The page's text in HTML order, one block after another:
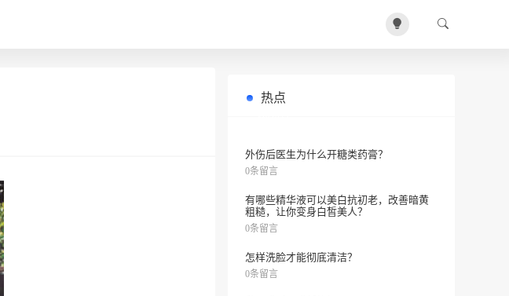
热点
外伤后医生为什么开糖类药膏？
0条留言
有哪些精华液可以美白抗初老，改善暗黄
粗糙，让你变身白皙美人？
0条留言
怎样洗脸才能彻底清洁？
0条留言